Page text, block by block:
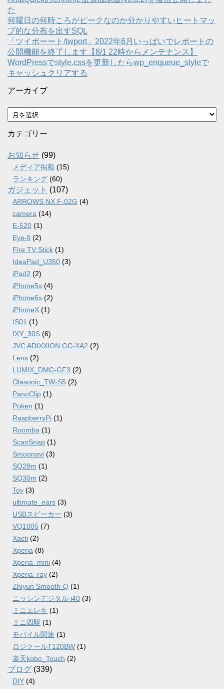
た
何曜日の何時ころがピークなのか分かりやすいヒートマッ
プ的な分布を出すSQL
「ツイポーート/twport」2022年6月いっぱいでレポートの
公開機能を終了します【8/1 22時からメンテナンス】
WordPressでstyle.cssを更新したらwp_enqueue_styleで
キャッシュクリアする
アーカイブ
ア
ー
カ
ブ
カテゴリー
お知らせ (99)
メディア掲載 (15)
ランキング (60)
ガジェット (107)
ARROWS NX F-02G (4)
camera (14)
E-520 (1)
Eye-fi (2)
Fire TV Stick (1)
IdeaPad_U350 (3)
iPad2 (2)
iPhone5s (4)
iPhone6s (2)
iPhoneX (1)
IS01 (1)
IXY_30S (6)
JVC ADIXXION GC-XA2 (2)
Lens (2)
LUMIX_DMC-GF3 (2)
Olasonic_TW-S5 (2)
PanoClip (1)
Poken (1)
RaspberryPi (1)
Roomba (1)
ScanSnap (1)
Smoonavi (3)
SQ28m (1)
SQ30m (2)
Toy (3)
ultimate_ears (3)
USBスピーカー (3)
VQ1005 (7)
Xacti (2)
Xperia (8)
Xperia_mini (4)
Xperia_ray (2)
Zhiyun Smooth-Q (1)
ニッシンデジタル i40 (3)
ミニエレキ (1)
ミニ四駆 (1)
モバイル関連 (1)
ロジクールT120BW (1)
楽天kobo_Touch (2)
ブログ (339)
DIY (4)